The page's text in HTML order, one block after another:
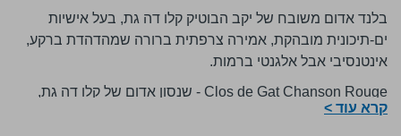
בלנד אדום משובח של יקב הבוטיק קלו דה גת, בעל אישיות
ים-תיכונית מובהקת, אמירה צרפתית ברורה שמהדהדת ברקע,
אינטנסיבי אבל אלגנטי ברמות.
Clos de Gat Chanson Rouge - שנסון אדום של קלו דה גת,
קרא עוד >